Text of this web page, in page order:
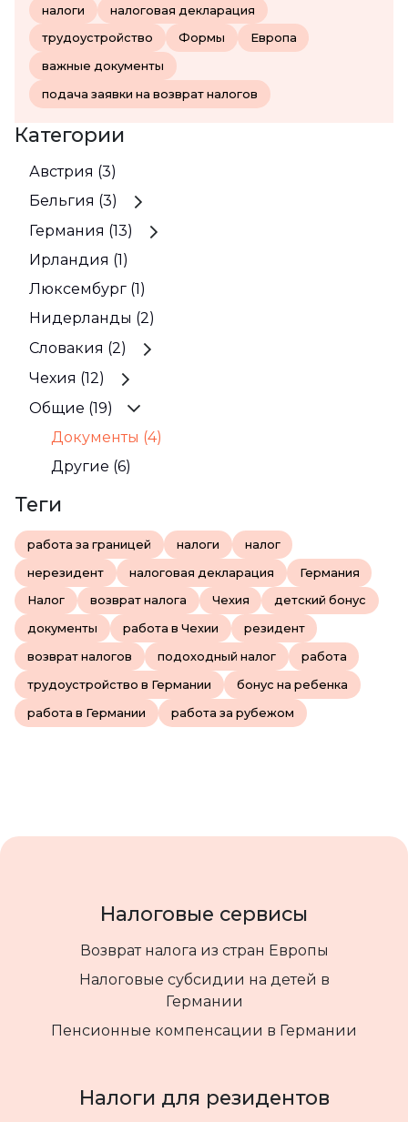
налоги налоговая декларация
трудоустройство Формы Европа
важные документы
подача заявки на возврат налогов
Категории
Австрия (3)
Бельгия (3)
Германия (13)
Ирландия (1)
Люксембург (1)
Нидерланды (2)
Словакия (2)
Чехия (12)
Общие (19)
Документы (4)
Другие (6)
Теги
работа за границей налоги налог
нерезидент налоговая декларация Германия
Налог возврат налога Чехия детский бонус
документы работа в Чехии резидент
возврат налогов подоходный налог работа
трудоустройство в Германии бонус на ребенка
работа в Германии работа за рубежом
Налоговые сервисы
Возврат налога из стран Европы
Налоговые субсидии на детей в
Германии
Пенсионные компенсации в Германии
Налоги для резидентов